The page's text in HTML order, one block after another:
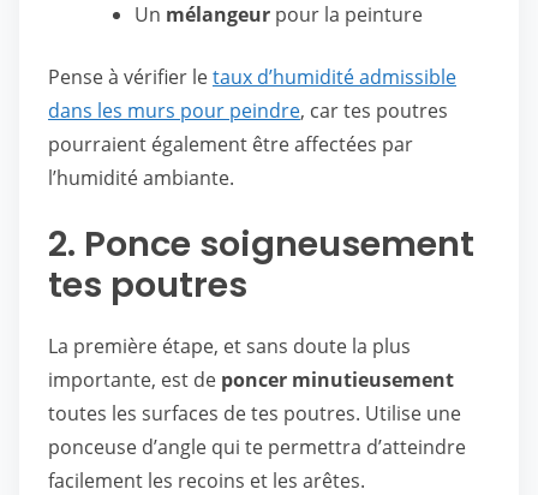
Un mélangeur pour la peinture
Pense à vérifier letaux d’humidité admissible
dans les murs pour peindre, car tes poutres
pourraient également être affectées par
l’humidité ambiante.
2. Ponce soigneusement
tes poutres
La première étape, et sans doute la plus
importante, est de poncer minutieusement
toutes les surfaces de tes poutres. Utilise une
ponceuse d’angle qui te permettra d’atteindre
facilement les recoins et les arêtes.